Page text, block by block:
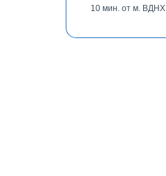
10 мин. от м. ВДНХ